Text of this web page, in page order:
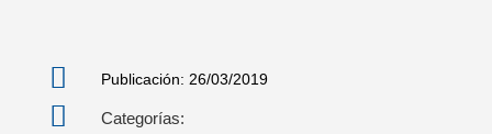
 Publicación: 26/03/2019
 Categorías: